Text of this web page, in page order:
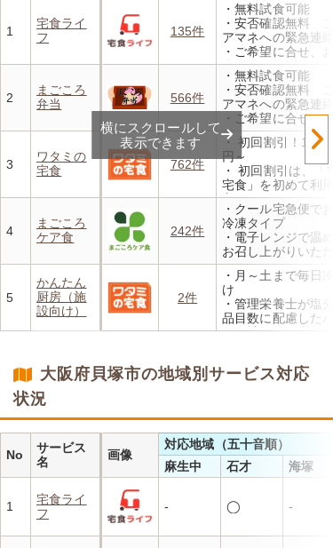
1
宅食ライ
フ
135件
・無料試食可能
・安否確認無料 ご
アマネへの緊急連絡
・ご希望に合せ、
食、アレルギーに無
・1回だけ、1食だ
もOK
2
まごころ
弁当
566件
・無料試食可能
・安否確認無料 ご
アマネへの緊急連絡
・ご希望に合せ、
食、アレルギーに無
・1回だけ、1食だ
もOK
3
ワタミの
宅食
762件
・ 初回割引！1食
円～
・ 初回割引は、「
宅食」を初めて利用
方、または6か月以
お休みされている
なります。※「好い
ず」「好い日の御
外
・香り、風味、食
るよう冷蔵でお届け
・日替わりの献立
らご利用可能
4
まごころ
ケア食
242件
・クール宅急便で
冷凍タイプ
・電子レンジで温
お召し上がりいただ
・メニューの組み
理栄養士にお任せ
・定期は通常価格
んと20％OFF！
5
かんたん
厨房（施
設向け）
2件
・月～土まで毎日
け
・管理栄養士が塩
品目数に配慮した
・自社工場で厳格
減を実現！温める
横にスクロールして
表示できます
大阪府貝塚市の地域別サービス対応
状況
No
サービス
名
画像
対応地域（五十音順）
麻生中
石才 海塚
1
宅食ライ
フ
- ◯ -